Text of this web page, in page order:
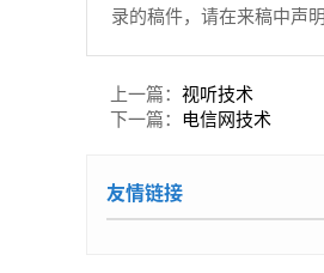
录的稿件，请在来稿中声明
上一篇： 视听技术
下一篇： 电信网技术
友情链接